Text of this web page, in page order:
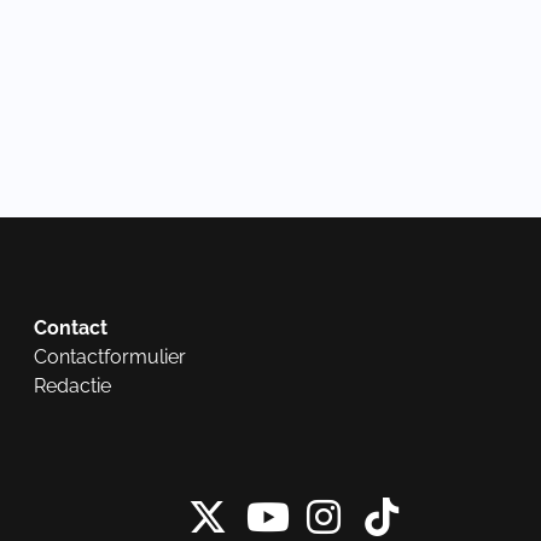
Contact
Contactformulier
Redactie
X vanInstagram
Tiktok